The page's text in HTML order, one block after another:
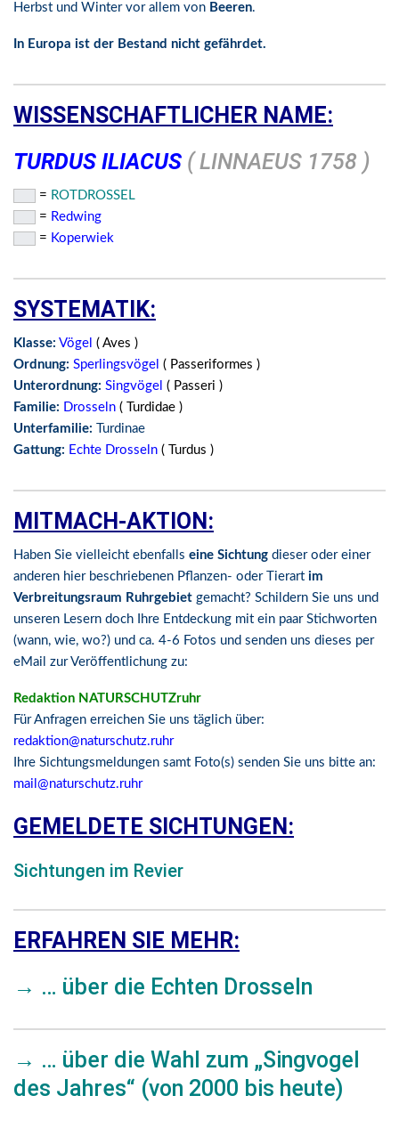
Herbst und Winter vor allem von Beeren.
In Europa ist der Bestand nicht gefährdet.
WISSENSCHAFTLICHER NAME:
TURDUS ILIACUS ( LINNAEUS 1758 )
= ROTDROSSEL
= Redwing
= Koperwiek
SYSTEMATIK:
Klasse: Vögel ( Aves )
Ordnung: Sperlingsvögel ( Passeriformes )
Unterordnung: Singvögel ( Passeri )
Familie: Drosseln ( Turdidae )
Unterfamilie:
Turdinae
Gattung: Echte Drosseln ( Turdus )
MITMACH-AKTION:
Haben Sie vielleicht ebenfalls eine Sichtung dieser oder einer
anderen hier beschriebenen Pflanzen- oder Tierart im
Verbreitungsraum Ruhrgebiet gemacht? Schildern Sie uns und
unseren Lesern doch Ihre Entdeckung mit ein paar Stichworten
(wann, wie, wo?) und ca. 4-6 Fotos und senden uns dieses per
eMail zur Veröffentlichung zu:
Redaktion NATURSCHUTZruhr
Für Anfragen erreichen Sie uns täglich über:
redaktion@naturschutz.ruhr
Ihre Sichtungsmeldungen samt Foto(s) senden Sie uns bitte an:
mail@naturschutz.ruhr
GEMELDETE SICHTUNGEN:
Sichtungen im Revier
ERFAHREN SIE MEHR:
→ … über die Echten Drosseln
→ … über die Wahl zum „Singvogel
des Jahres“ (von 2000 bis heute)